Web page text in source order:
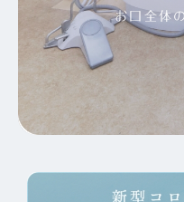
お口全体